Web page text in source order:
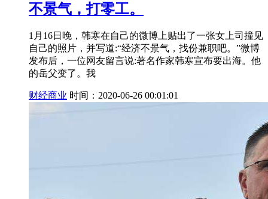
不景气，打零工。
1月16日晚，韩寒在自己的微博上贴出了一张女上司撞见
自己的照片，并写道:“经济不景气，找份兼职吧。”微博
发布后，一位网友留言说:著名作家韩寒宣布要出海。他
的岳父变了。我
财经商业 时间：2020-06-26 00:01:01